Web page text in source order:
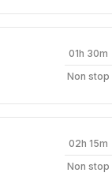
01h 30m
Non stop
02h 15m
Non stop